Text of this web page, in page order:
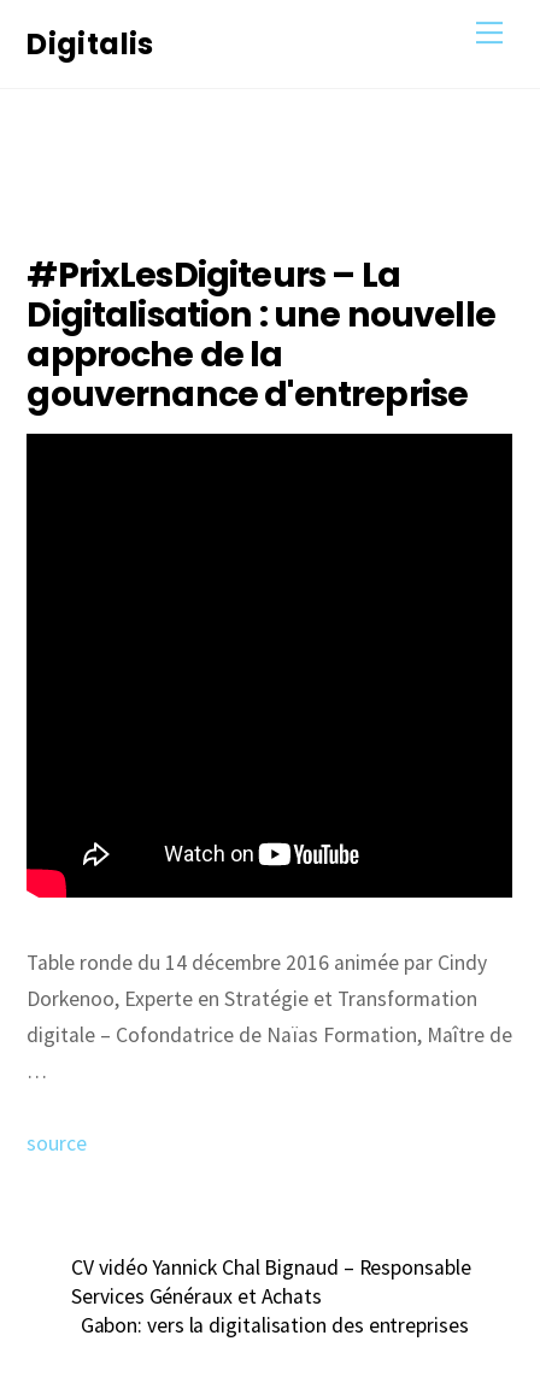
Digitalis
#PrixLesDigiteurs – La
Digitalisation : une nouvelle
approche de la
gouvernance d'entreprise
Table ronde du 14 décembre 2016 animée par Cindy
Dorkenoo, Experte en Stratégie et Transformation
digitale – Cofondatrice de Naïas Formation, Maître de
…
source
CV vidéo Yannick Chal Bignaud – Responsable
Services Généraux et Achats
Gabon: vers la digitalisation des entreprises